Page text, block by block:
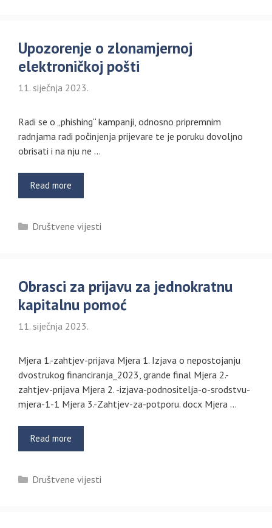
Upozorenje o zlonamjernoj
elektroničkoj pošti
11. siječnja 2023.
Radi se o „phishing“ kampanji, odnosno pripremnim
radnjama radi počinjenja prijevare te je poruku dovoljno
obrisati i na nju ne …
Read more
Kategorije
Društvene vijesti
Obrasci za prijavu za jednokratnu
kapitalnu pomoć
11. siječnja 2023.
Mjera 1.-zahtjev-prijava Mjera 1. Izjava o nepostojanju
dvostrukog financiranja_2023, grande final Mjera 2.-
zahtjev-prijava Mjera 2. -izjava-podnositelja-o-srodstvu-
mjera-1-1 Mjera 3.-Zahtjev-za-potporu. docx Mjera …
Read more
Kategorije
Društvene vijesti